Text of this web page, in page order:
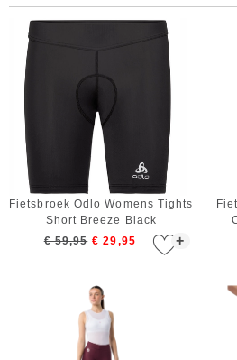
+
Fietsbroek Odlo Womens Tights
Short Breeze Black
€ 59,95 € 29,95